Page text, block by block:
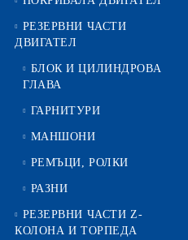
РЕЗЕРВНИ ЧАСТИ
ДВИГАТЕЛ
БЛОК И ЦИЛИНДРОВА
ГЛАВА
ГАРНИТУРИ
МАНШОНИ
РЕМЪЦИ, РОЛКИ
РАЗНИ
РЕЗЕРВНИ ЧАСТИ Z-
КОЛОНА И ТОРПЕДА